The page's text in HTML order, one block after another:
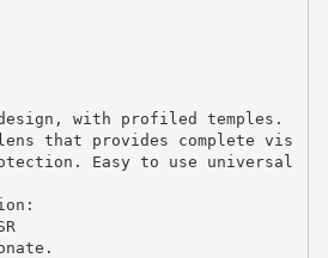
with profiled temples.
lens that provides complete vis
Easy to use universal